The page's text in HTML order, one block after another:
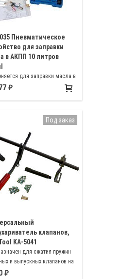
Пневматическое
для заправки
в АКПП 10 литров
для заправки масла в
BMW, Honda, Nissan, VW,
клапанов,
KA-5041
для сжатия пружин
и выпускных клапанов на
отечественных и
Под заказ